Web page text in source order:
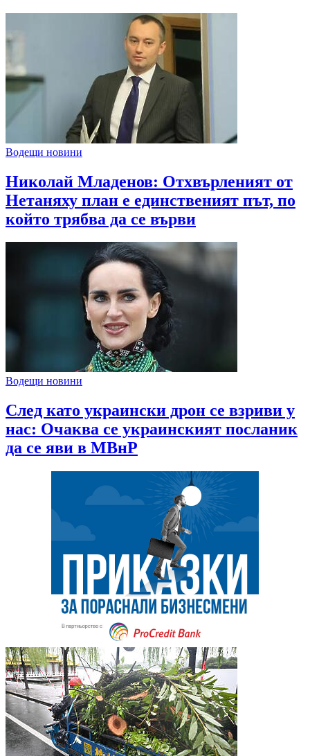
Водещи новини
Николай Младенов: Отхвърленият от
Нетаняху план е единственият път, по
който трябва да се върви
Водещи новини
След като украински дрон се взриви у
нас: Очаква се украинският посланик
да се яви в МВнР